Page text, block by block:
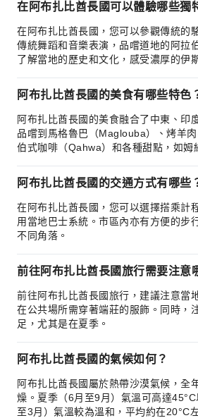
在阿布扎比酋長國可以體驗哪些獨
在阿布扎比酋長國，您可以參觀傳統的
傳統舞蹈和音樂表演，品嚐道地的阿拉
了解當地的歷史和文化，感受濃厚的伊
阿布扎比酋長國的美食有哪些特色
阿布扎比酋長國的美食融合了中東、印
品嚐到馬格魯巴（Maglouba）、烤羊
伯式咖啡（Qahwa）和各種甜點，如姆
阿布扎比酋長國的交通方式有哪些
在阿布扎比酋長國，您可以選擇搭乘計
用當地巴士系統。市區內亦有方便的步
不同角落。
前往阿布扎比酋長國旅行需要注意
前往阿布扎比酋長國旅行，建議注意當
在公共場所需穿著端莊的服飾。同時，
足，尤其是在夏季。
阿布扎比酋長國的氣候如何？
阿布扎比酋長國屬於熱帶沙漠氣候，全
燥。夏季（6月至9月）氣溫可高達
至3月）氣溫較為溫和，平均約在20°C